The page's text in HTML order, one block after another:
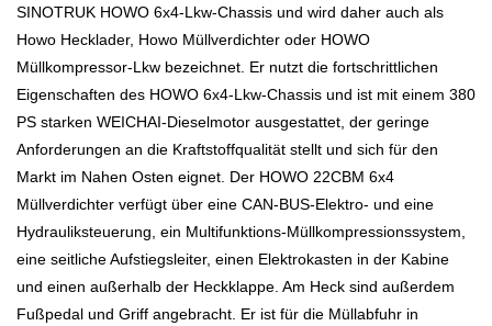
SINOTRUK HOWO 6x4-Lkw-Chassis und wird daher auch als
Howo Hecklader, Howo Müllverdichter oder HOWO
Müllkompressor-Lkw bezeichnet. Er nutzt die fortschrittlichen
Eigenschaften des HOWO 6x4-Lkw-Chassis und ist mit einem 380
PS starken WEICHAI-Dieselmotor ausgestattet, der geringe
Anforderungen an die Kraftstoffqualität stellt und sich für den
Markt im Nahen Osten eignet. Der HOWO 22CBM 6x4
Müllverdichter verfügt über eine CAN-BUS-Elektro- und eine
Hydrauliksteuerung, ein Multifunktions-Müllkompressionssystem,
eine seitliche Aufstiegsleiter, einen Elektrokasten in der Kabine
und einen außerhalb der Heckklappe. Am Heck sind außerdem
Fußpedal und Griff angebracht. Er ist für die Müllabfuhr in